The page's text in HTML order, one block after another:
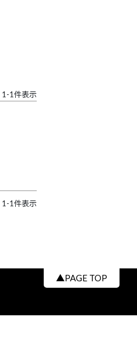
1 -1件表示
1 -1件表示
▲PAGE TOP